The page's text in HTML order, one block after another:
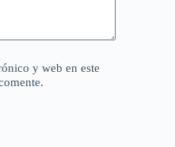
y web en este